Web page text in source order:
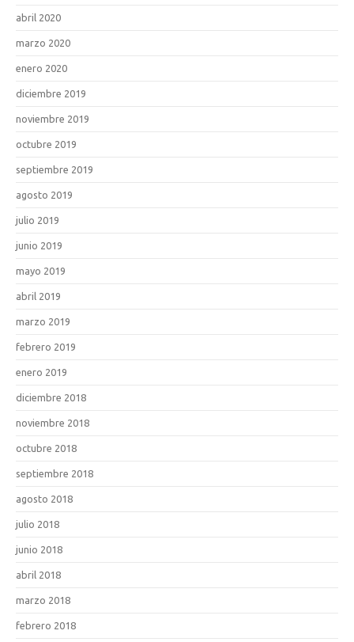
abril 2020
marzo 2020
enero 2020
diciembre 2019
noviembre 2019
octubre 2019
septiembre 2019
agosto 2019
julio 2019
junio 2019
mayo 2019
abril 2019
marzo 2019
febrero 2019
enero 2019
diciembre 2018
noviembre 2018
octubre 2018
septiembre 2018
agosto 2018
julio 2018
junio 2018
abril 2018
marzo 2018
febrero 2018